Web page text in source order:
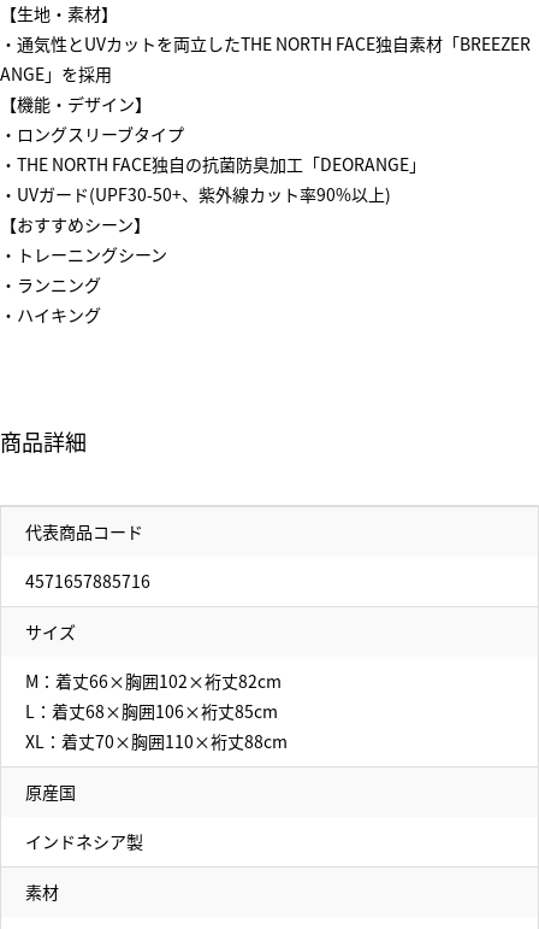
【生地・素材】
・通気性とUVカットを両立したTHE NORTH FACE独自素材「BREEZER
ANGE」を採用
【機能・デザイン】
・ロングスリーブタイプ
・THE NORTH FACE独自の抗菌防臭加工「DEORANGE」
・UVガード(UPF30-50+、紫外線カット率90%以上)
【おすすめシーン】
・トレーニングシーン
・ランニング
・ハイキング
商品詳細
代表商品コード
4571657885716
サイズ
M：着丈66×胸囲102×裄丈82cm
L：着丈68×胸囲106×裄丈85cm
XL：着丈70×胸囲110×裄丈88cm
原産国
インドネシア製
素材